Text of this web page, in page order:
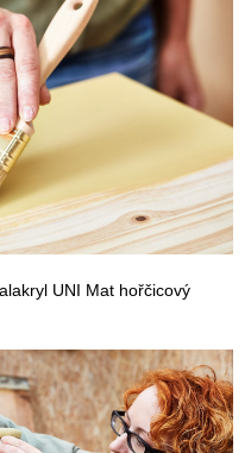
UNI Mat hořčicový